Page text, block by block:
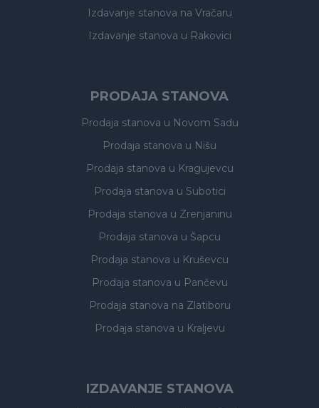
Izdavanje stanova na Vračaru
Izdavanje stanova u Rakovici
PRODAJA STANOVA
Prodaja stanova u Novom Sadu
Prodaja stanova u Nišu
Prodaja stanova u Kragujevcu
Prodaja stanova u Subotici
Prodaja stanova u Zrenjaninu
Prodaja stanova u Šapcu
Prodaja stanova u Kruševcu
Prodaja stanova u Pančevu
Prodaja stanova na Zlatiboru
Prodaja stanova u Kraljevu
IZDAVANJE STANOVA